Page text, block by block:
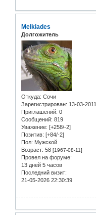
Melkiades
Долгожитель
Откуда: Сочи
Зарегистрирован: 13-03-2011
Приглашений: 0
Сообщений: 819
Уважение: [+258/-2]
Позитив: [+84/-2]
Пол: Мужской
Возраст: 58 [1967-08-11]
Провел на форуме:
13 дней 5 часов
Последний визит:
21-05-2026 22:30:39